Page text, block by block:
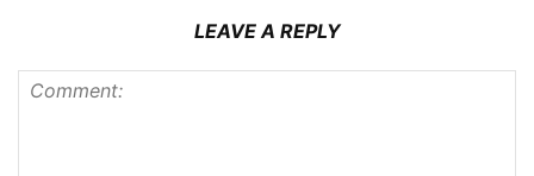
LEAVE A REPLY